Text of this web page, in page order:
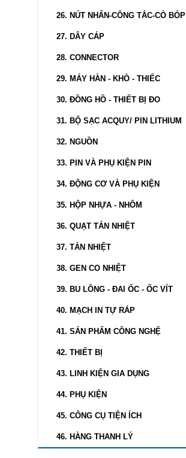
26. NÚT NHẤN-CÔNG TẮC-CÒ BÓP
27. DÂY CÁP
28. CONNECTOR
29. MÁY HÀN - KHÒ - THIẾC
30. ĐỒNG HỒ - THIẾT BỊ ĐO
31. BỘ SẠC ACQUY/ PIN LITHIUM
32. NGUỒN
33. PIN VÀ PHỤ KIỆN PIN
34. ĐỘNG CƠ VÀ PHỤ KIỆN
35. HỘP NHỰA - NHÔM
36. QUẠT TẢN NHIỆT
37. TẢN NHIỆT
38. GEN CO NHIỆT
39. BU LÔNG - ĐAI ỐC - ỐC VÍT
40. MẠCH IN TỰ RÁP
41. SẢN PHẨM CÔNG NGHỆ
42. THIẾT BỊ
43. LINH KIỆN GIA DỤNG
44. PHỤ KIỆN
45. CÔNG CỤ TIỆN ÍCH
46. HÀNG THANH LÝ